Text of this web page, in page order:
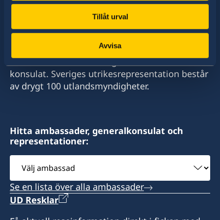
Tillåt urval
Avvisa
Sverige har diplomatiska förbindelser med i
stort sett alla stater i världen. I ungefär hälften
av dessa stater har Sverige ambassader och
konsulat. Sveriges utrikesrepresentation består
av drygt 100 utlandsmyndigheter.
Hitta ambassader, generalkonsulat och
representationer:
ambassad
Se en lista över alla ambassader
UD Resklar